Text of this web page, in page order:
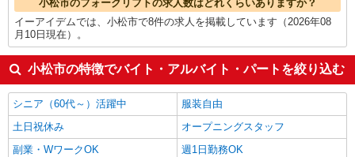
小松市のフォークリフトの求人数はどれくらいありますか？
イーアイデムでは、小松市で8件の求人を掲載しています（2026年08
月10日現在）。
小松市の特徴でバイト・アルバイト・パートを絞り込む
シニア（60代～）活躍中
服装自由
土日祝休み
オープニングスタッフ
副業・WワークOK
週1日勤務OK